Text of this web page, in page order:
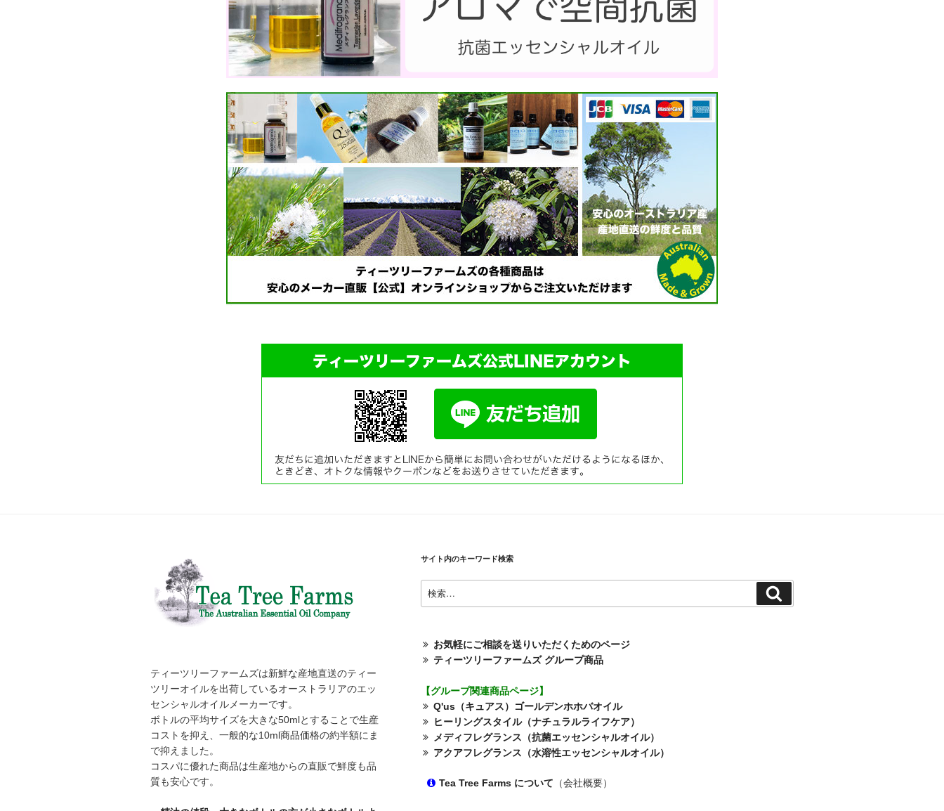
ティーツリーファームズは新鮮な産地直送のティー
ツリーオイルを出荷しているオーストラリアのエッ
センシャルオイルメーカーです。
ボトルの平均サイズを大きな50mlとすることで生産
コストを抑え、一般的な10ml商品価格の約半額にま
で抑えました。
コスパに優れた商品は生産地からの直販で鮮度も品
質も安心です。
サイト内のキーワード検索
検
索
お気軽にご相談を送りいただくためのページ
ティーツリーファームズ グループ商品
【グループ関連商品ページ】
Q'us（キュアス）ゴールデンホホバオイル
ヒーリングスタイル（ナチュラルライフケア）
メディフレグランス（抗菌エッセンシャルオイル）
アクアフレグランス（水溶性エッセンシャルオイル）
Tea Tree Farms について （会社概要）